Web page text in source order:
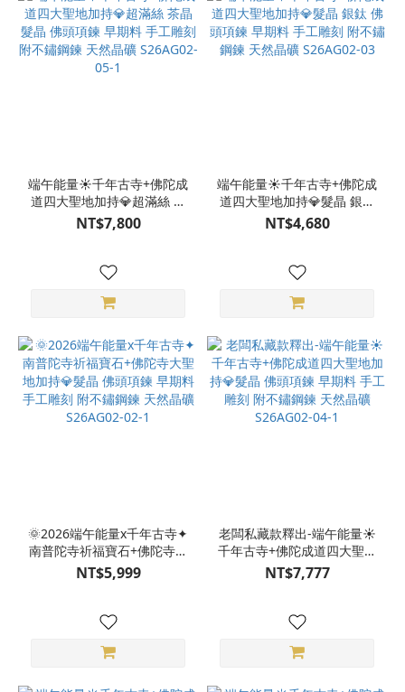
端午能量☀️千年古寺+佛陀成
道四大聖地加持💎超滿絲 茶
晶 髮晶 佛頭項鍊 早期料 手
工雕刻 附不鏽鋼鍊 天然晶礦
NT$7,800
端午能量☀️千年古寺+佛陀成
道四大聖地加持💎髮晶 銀鈦
佛頭項鍊 早期料 手工雕刻
附不鏽鋼鍊 天然晶礦
NT$4,680
🌞2026端午能量x千年古寺✦
南普陀寺祈福寶石+佛陀寺大
聖地加持💎髮晶 佛頭項鍊 早
期料 手工雕刻 附不鏽鋼鍊
NT$5,999
老闆私藏款釋出-端午能量☀️
千年古寺+佛陀成道四大聖地
加持💎髮晶 佛頭項鍊 早期料
手工雕刻 附不鏽鋼鍊 天然晶
NT$7,777